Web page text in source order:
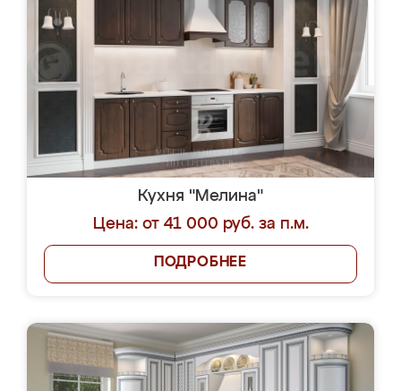
Кухня "Мелина"
Цена: от 41 000 руб. за п.м.
ПОДРОБНЕЕ